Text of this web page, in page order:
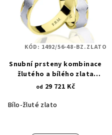
Snubní prsteny kombinace
žlutého a bílého zlata
hrubého matu a hladkého
od 29 721 Kč
Bílo-žluté zlato
KÓD: 1492/56-48-BZ.ZLATO